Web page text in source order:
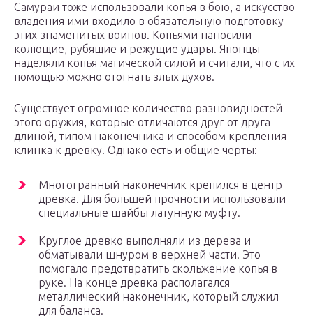
Самураи тоже использовали копья в бою, а искусство
владения ими входило в обязательную подготовку
этих знаменитых воинов. Копьями наносили
колющие, рубящие и режущие удары. Японцы
наделяли копья магической силой и считали, что с их
помощью можно отогнать злых духов.
Существует огромное количество разновидностей
этого оружия, которые отличаются друг от друга
длиной, типом наконечника и способом крепления
клинка к древку. Однако есть и общие черты:
Многогранный наконечник крепился в центр
древка. Для большей прочности использовали
специальные шайбы латунную муфту.
Круглое древко выполняли из дерева и
обматывали шнуром в верхней части. Это
помогало предотвратить скольжение копья в
руке. На конце древка располагался
металлический наконечник, который служил
для баланса.